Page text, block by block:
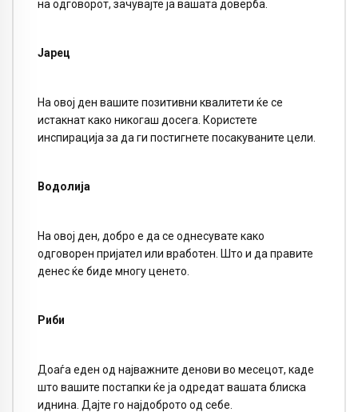
на одговорот, зачувајте ја вашата доверба.
Јарец
На овој ден вашите позитивни квалитети ќе се
истакнат како никогаш досега. Користете
инспирација за да ги постигнете посакуваните цели.
Водолија
На овој ден, добро е да се однесувате како
одговорен пријател или вработен. Што и да правите
денес ќе биде многу ценето.
Риби
Доаѓа еден од најважните денови во месецот, каде
што вашите постапки ќе ја одредат вашата блиска
иднина. Дајте го најдоброто од себе.